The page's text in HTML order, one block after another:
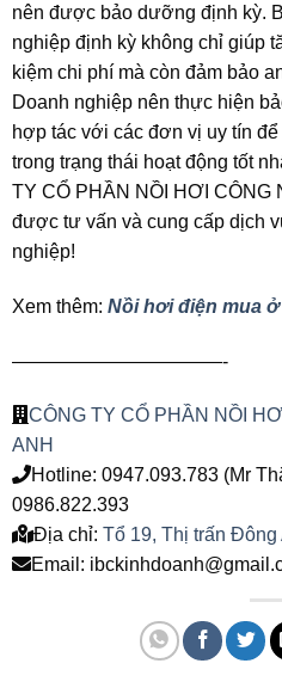
nên được bảo dưỡng định kỳ.
nghiệp định kỳ không chỉ giúp
kiệm chi phí mà còn đảm bảo
Doanh nghiệp nên thực hiện
hợp tác với các đơn vị uy tín
trong trạng thái hoạt động tốt
TY CỔ PHẦN NỒI HƠI CÔNG
được tư vấn và cung cấp dịch
nghiệp!
Xem thêm: Nồi hơi điện mua
———————————-
CÔNG TY CỔ PHẦN NỒI
ANH
Hotline: 0947.093.783 (Mr
0986.822.393
Địa chỉ: Tổ 19, Thị trấn Đông
Email: